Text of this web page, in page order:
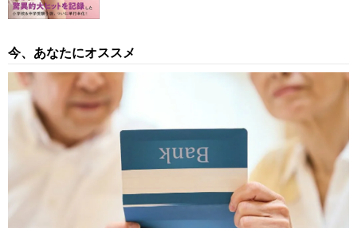
今、あなたにオススメ